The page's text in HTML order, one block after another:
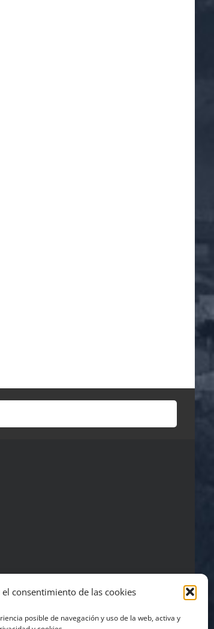
el consentimiento de las cookies
posible de navegación y uso de la web, activa y